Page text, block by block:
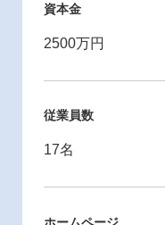
資本金
2500万円
従業員数
17名